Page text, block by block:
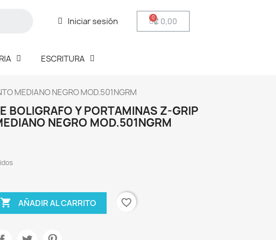
Iniciar sesión ₡ 0,00
ESCRITURA
MEDIANO NEGRO MOD.501NGRM
BOLIGRAFO Y PORTAMINAS Z-GRIP
NEGRO MOD.501NGRM
 AÑADIR AL CARRITO favorite_border